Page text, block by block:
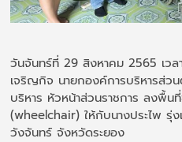
วันจันทร์ที่ 29 สิงหาคม 2565 เว
เจริญกิจ นายกองค์การบริหารส่
บริหาร หัวหน้าส่วนราชการ ลงพื้น
(wheelchair) ให้กับนางประไพ รุ่
วังจันทร์ จังหวัดระยอง